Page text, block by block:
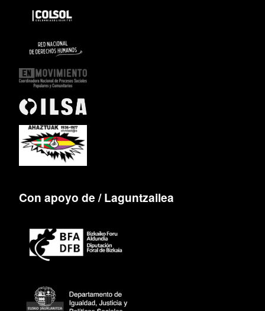
Con apoyo de / Laguntzailea